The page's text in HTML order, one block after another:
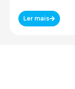
Ler mais